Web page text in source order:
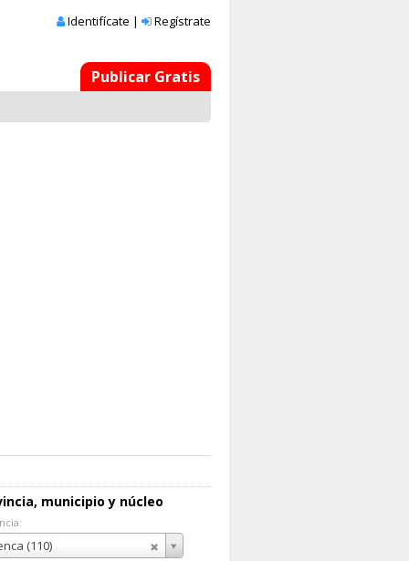
Identifícate | Regístrate
Publicar Gratis
municipio y núcleo
(110)